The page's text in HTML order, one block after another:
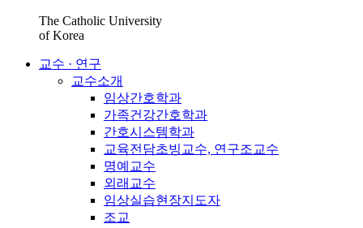
The Catholic University
of Korea
교수 · 연구
교수소개
임상간호학과
가족건강간호학과
간호시스템학과
교육전담초빙교수, 연구조교수
명예교수
외래교수
임상실습현장지도자
조교